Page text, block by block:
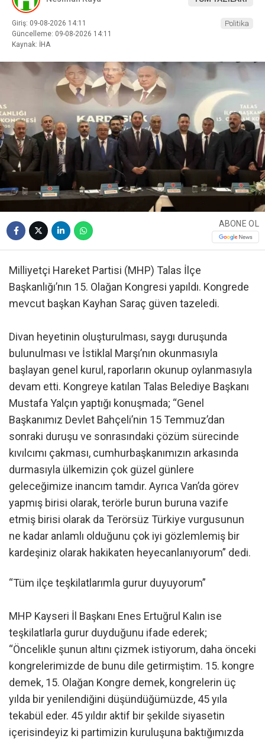
Giriş: 09-08-2026 14:11
Güncelleme: 09-08-2026 14:11
Kaynak: İHA
Politika
ABONE OL
Milliyetçi Hareket Partisi (MHP) Talas İlçe
Başkanlığı’nın 15. Olağan Kongresi yapıldı. Kongrede
mevcut başkan Kayhan Saraç güven tazeledi.
Divan heyetinin oluşturulması, saygı duruşunda
bulunulması ve İstiklal Marşı’nın okunmasıyla
başlayan genel kurul, raporların okunup oylanmasıyla
devam etti. Kongreye katılan Talas Belediye Başkanı
Mustafa Yalçın yaptığı konuşmada; “Genel
Başkanımız Devlet Bahçeli’nin 15 Temmuz’dan
sonraki duruşu ve sonrasındaki çözüm sürecinde
kıvılcımı çakması, cumhurbaşkanımızın arkasında
durmasıyla ülkemizin çok güzel günlere
geleceğimize inancım tamdır. Ayrıca Van’da görev
yapmış birisi olarak, terörle burun buruna vazife
etmiş birisi olarak da Terörsüz Türkiye vurgusunun
ne kadar anlamlı olduğunu çok iyi gözlemlemiş bir
kardeşiniz olarak hakikaten heyecanlanıyorum” dedi.
“Tüm ilçe teşkilatlarımla gurur duyuyorum”
MHP Kayseri İl Başkanı Enes Ertuğrul Kalın ise
teşkilatlarla gurur duyduğunu ifade ederek;
“Öncelikle şunun altını çizmek istiyorum, daha önceki
kongrelerimizde de bunu dile getirmiştim. 15. kongre
demek, 15. Olağan Kongre demek, kongrelerin üç
yılda bir yenilendiğini düşündüğümüzde, 45 yıla
tekabül eder. 45 yıldır aktif bir şekilde siyasetin
içerisindeyiz ki partimizin kuruluşuna baktığımızda